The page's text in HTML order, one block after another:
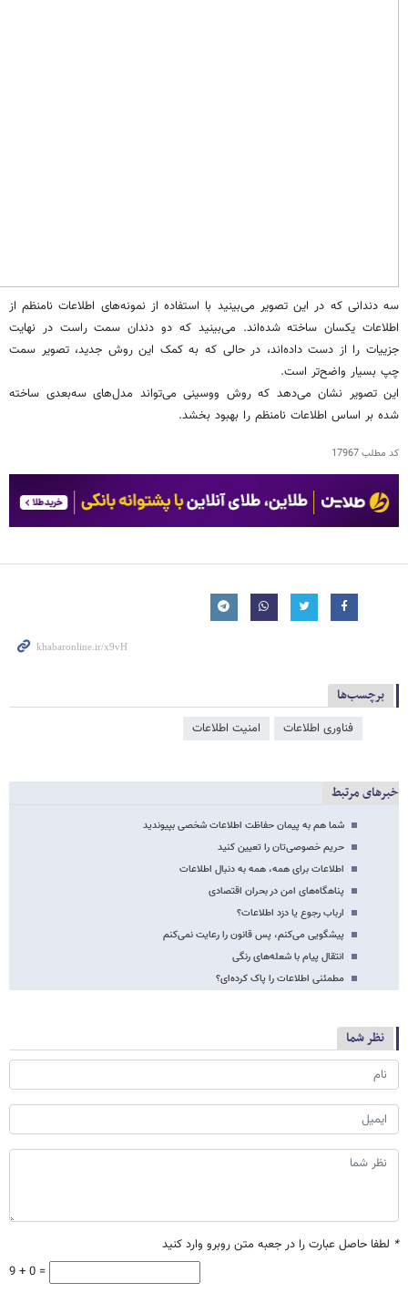
سه دندانی که در این تصویر می‌بینید با استفاده از نمونه‌های اطلاعات نامنظم از
اطلاعات یکسان ساخته شده‌اند. می‌بینید که دو دندان سمت راست در نهایت
جزییات را از دست داده‌اند،‌ در حالی که به کمک این روش جدید، تصویر سمت
چپ بسیار واضح‌تر است.
این تصویر نشان می‌دهد که روش ووسینی می‌تواند مدل‌های سه‌بعدی ساخته
شده بر اساس اطلاعات نامنظم را بهبود بخشد.
کد مطلب17967
برچسب‌ها
فناوری اطلاعات امنیت اطلاعات
خبرهای مرتبط
شما هم به پیمان حفاظت اطلاعات شخصی بپیوندید
حریم خصوصی‌تان را تعیین کنید
اطلاعات برای همه، همه به دنبال اطلاعات
پناهگاه‌های ‌امن در بحران اقتصادی
ارباب رجوع یا دزد اطلاعات؟
پیشگویی می‌کنم، پس قانون را رعایت نمی‌کنم
انتقال پیام با شعله‌های رنگی
مطمئنی اطلاعات را پاک کرده‌ای؟
نظر شما
* لطفا حاصل عبارت را در جعبه متن روبرو وارد کنید
9 + 0 =